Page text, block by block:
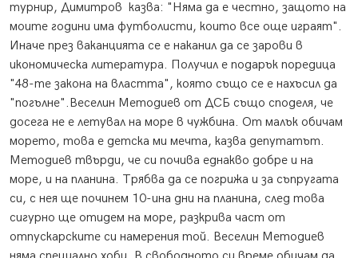
турнир, Димитров казва: "Няма да е честно, защото на
моите години има футболисти, които все още играят".
Иначе през ваканцията се е наканил да се зарови в
икономическа литература. Получил е подарък поредица
"48-те закона на властта", която също се е нахъсил да
"погълне".Веселин Методиев от ДСБ също споделя, че
досега не е летувал на море в чужбина. От малък обичам
морето, това е детска ми мечта, казва депутатът.
Методиев твърди, че си почива еднакво добре и на
море, и на планина. Трябва да се погрижа и за съпругата
си, с нея ще починем 10-ина дни на планина, след това
сигурно ще отидем на море, разкрива част от
отпускарските си намерения той. Веселин Методиев